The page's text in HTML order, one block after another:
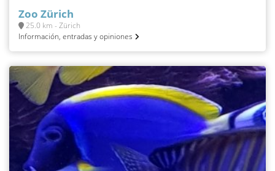
Zoo Zürich
25.0 km - Zürich
Información, entradas y opiniones